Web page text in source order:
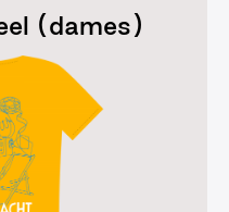
(dames)